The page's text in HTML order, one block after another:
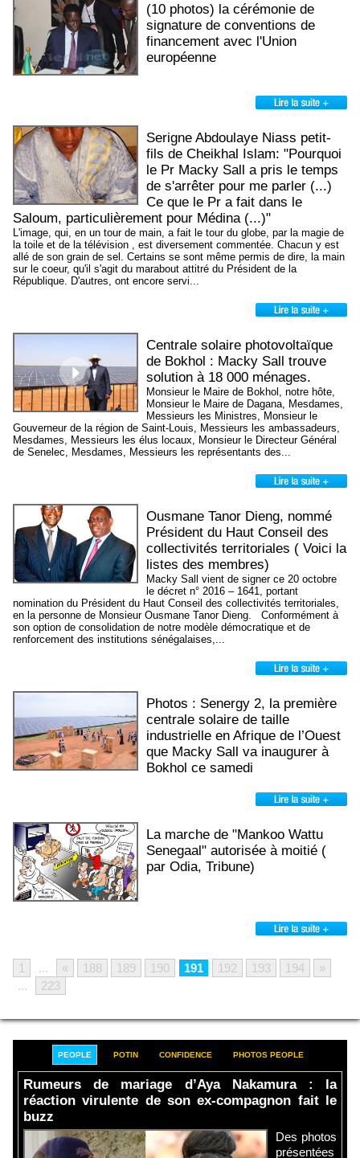
(10 photos) la cérémonie de
signature de conventions de
financement avec l'Union
européenne
Serigne Abdoulaye Niass petit-
fils de Cheikhal Islam: "Pourquoi
le Pr Macky Sall a pris le temps
de s'arrêter pour me parler (...)
Ce que le Pr a fait dans le
Saloum, particulièrement pour Médina (...)"
L'image, qui, en un tour de main, a fait le tour du globe, par la magie de
la toile et de la télévision , est diversement commentée. Chacun y est
allé de son grain de sel. Certains se sont même permis de dire, la main
sur le coeur, qu'il s'agit du marabout attitré du Président de la
République. D'autres, ont encore servi...
Centrale solaire photovoltaïque
de Bokhol : Macky Sall trouve
solution à 18 000 ménages.
Monsieur le Maire de Bokhol, notre hôte,
Monsieur le Maire de Dagana, Mesdames,
Messieurs les Ministres, Monsieur le
Gouverneur de la région de Saint-Louis, Messieurs les ambassadeurs,
Mesdames, Messieurs les élus locaux, Monsieur le Directeur Général
de Senelec, Mesdames, Messieurs les représentants des...
Ousmane Tanor Dieng, nommé
Président du Haut Conseil des
collectivités territoriales ( Voici la
listes des membres)
Macky Sall vient de signer ce 20 octobre
le décret n° 2016 – 1641, portant
nomination du Président du Haut Conseil des collectivités territoriales,
en la personne de Monsieur Ousmane Tanor Dieng. Conformément à
son option de consolidation de notre modèle démocratique et de
renforcement des institutions sénégalaises,...
Photos : Senergy 2, la première
centrale solaire de taille
industrielle en Afrique de l’Ouest
que Macky Sall va inaugurer à
Bokhol ce samedi
La marche de "Mankoo Wattu
Senegaal" autorisée à moitié (
par Odia, Tribune)
1 ... « 188 189 190 191 192 193 194
»
...
223
PEOPLE POTIN CONFIDENCE PHOTOS PEOPLE
Rumeurs de mariage d’Aya Nakamura : la
réaction virulente de son ex-compagnon fait le
buzz
Des photos
présentées